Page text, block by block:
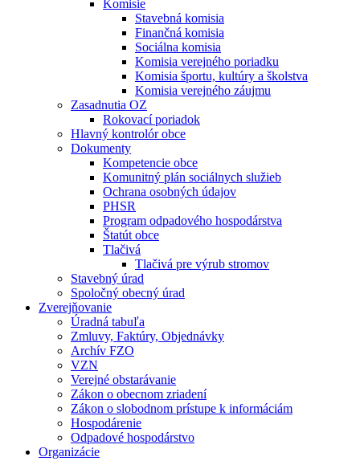
Komisie
Stavebná komisia
Finančná komisia
Sociálna komisia
Komisia verejného poriadku
Komisia športu, kultúry a školstva
Komisia verejného záujmu
Zasadnutia OZ
Rokovací poriadok
Hlavný kontrolór obce
Dokumenty
Kompetencie obce
Komunitný plán sociálnych služieb
Ochrana osobných údajov
PHSR
Program odpadového hospodárstva
Štatút obce
Tlačivá
Tlačivá pre výrub stromov
Stavebný úrad
Spoločný obecný úrad
Zverejňovanie
Úradná tabuľa
Zmluvy, Faktúry, Objednávky
Archív FZO
VZN
Verejné obstarávanie
Zákon o obecnom zriadení
Zákon o slobodnom prístupe k informáciám
Hospodárenie
Odpadové hospodárstvo
Organizácie